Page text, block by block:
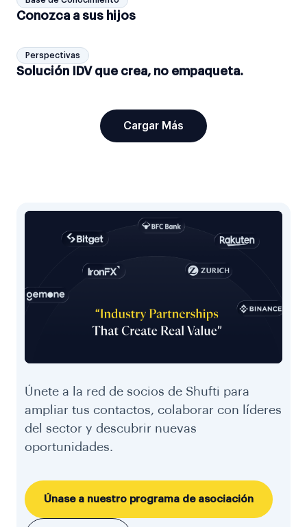
Conozca a sus hijos
Perspectivas
Solución IDV que crea, no empaqueta.
Cargar Más
Únete a la red de socios de Shufti para
ampliar tus contactos, colaborar con líderes
del sector y descubrir nuevas
oportunidades.
Únase a nuestro programa de asociación